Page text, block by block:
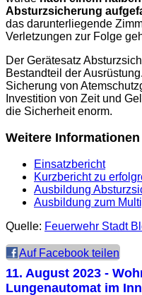
Absturzsicherung
das darunterliegende
Verletzungen zur Folge
Der Gerätesatz
Bestandteil der
Sicherung von
Investition von Zeit und
die Sicherheit enorm.
Weitere
Einsatzbericht
Kurzbericht zu
Ausbildung
Ausbildung zum
Quelle: Feuerwehr Stadt
Auf Facebook teilen
11. August 2023 -
Lungenautomat im